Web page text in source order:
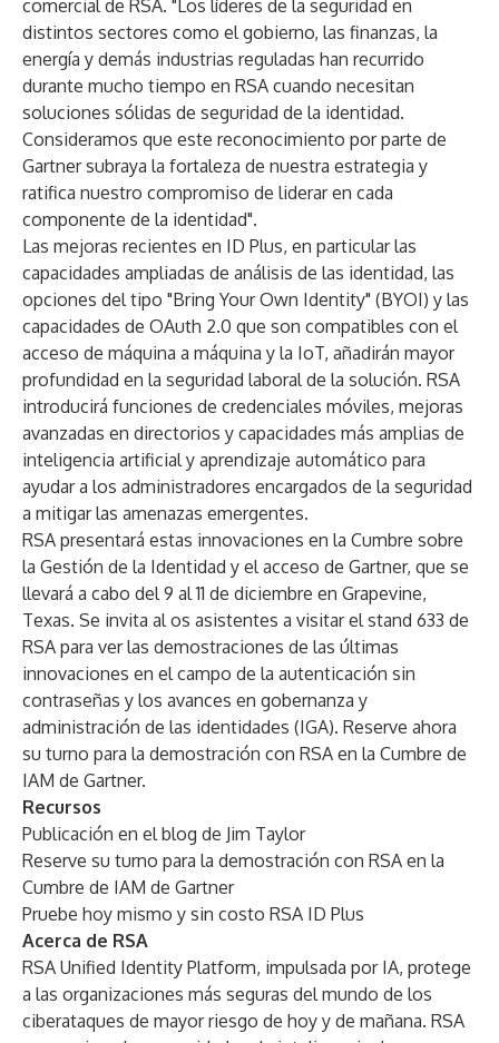
comercial de RSA. "Los líderes de la seguridad en
distintos sectores como el gobierno, las finanzas, la
energía y demás industrias reguladas han recurrido
durante mucho tiempo en RSA cuando necesitan
soluciones sólidas de seguridad de la identidad.
Consideramos que este reconocimiento por parte de
Gartner subraya la fortaleza de nuestra estrategia y
ratifica nuestro compromiso de liderar en cada
componente de la identidad".
Las mejoras recientes en ID Plus, en particular las
capacidades ampliadas de análisis de las identidad, las
opciones del tipo "Bring Your Own Identity" (BYOI) y las
capacidades de OAuth 2.0 que son compatibles con el
acceso de máquina a máquina y la IoT, añadirán mayor
profundidad en la seguridad laboral de la solución. RSA
introducirá funciones de credenciales móviles, mejoras
avanzadas en directorios y capacidades más amplias de
inteligencia artificial y aprendizaje automático para
ayudar a los administradores encargados de la seguridad
a mitigar las amenazas emergentes.
RSA presentará estas innovaciones en la Cumbre sobre
la Gestión de la Identidad y el acceso de Gartner, que se
llevará a cabo del 9 al 11 de diciembre en Grapevine,
Texas. Se invita al os asistentes a visitar el stand 633 de
RSA para ver las demostraciones de las últimas
innovaciones en el campo de la autenticación sin
contraseñas y los avances en gobernanza y
administración de las identidades (IGA). Reserve ahora
su turno para la demostración con RSA en la Cumbre de
IAM de Gartner.
Recursos
Publicación en el blog de Jim Taylor
Reserve su turno para la demostración con RSA en la
Cumbre de IAM de Gartner
Pruebe hoy mismo y sin costo RSA ID Plus
Acerca de RSA
RSA Unified Identity Platform, impulsada por IA, protege
a las organizaciones más seguras del mundo de los
ciberataques de mayor riesgo de hoy y de mañana. RSA